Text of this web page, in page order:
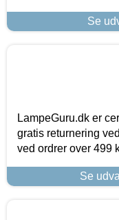
Se
LampeGuru.dk er
gratis returnering
ved ordrer over 499
Se